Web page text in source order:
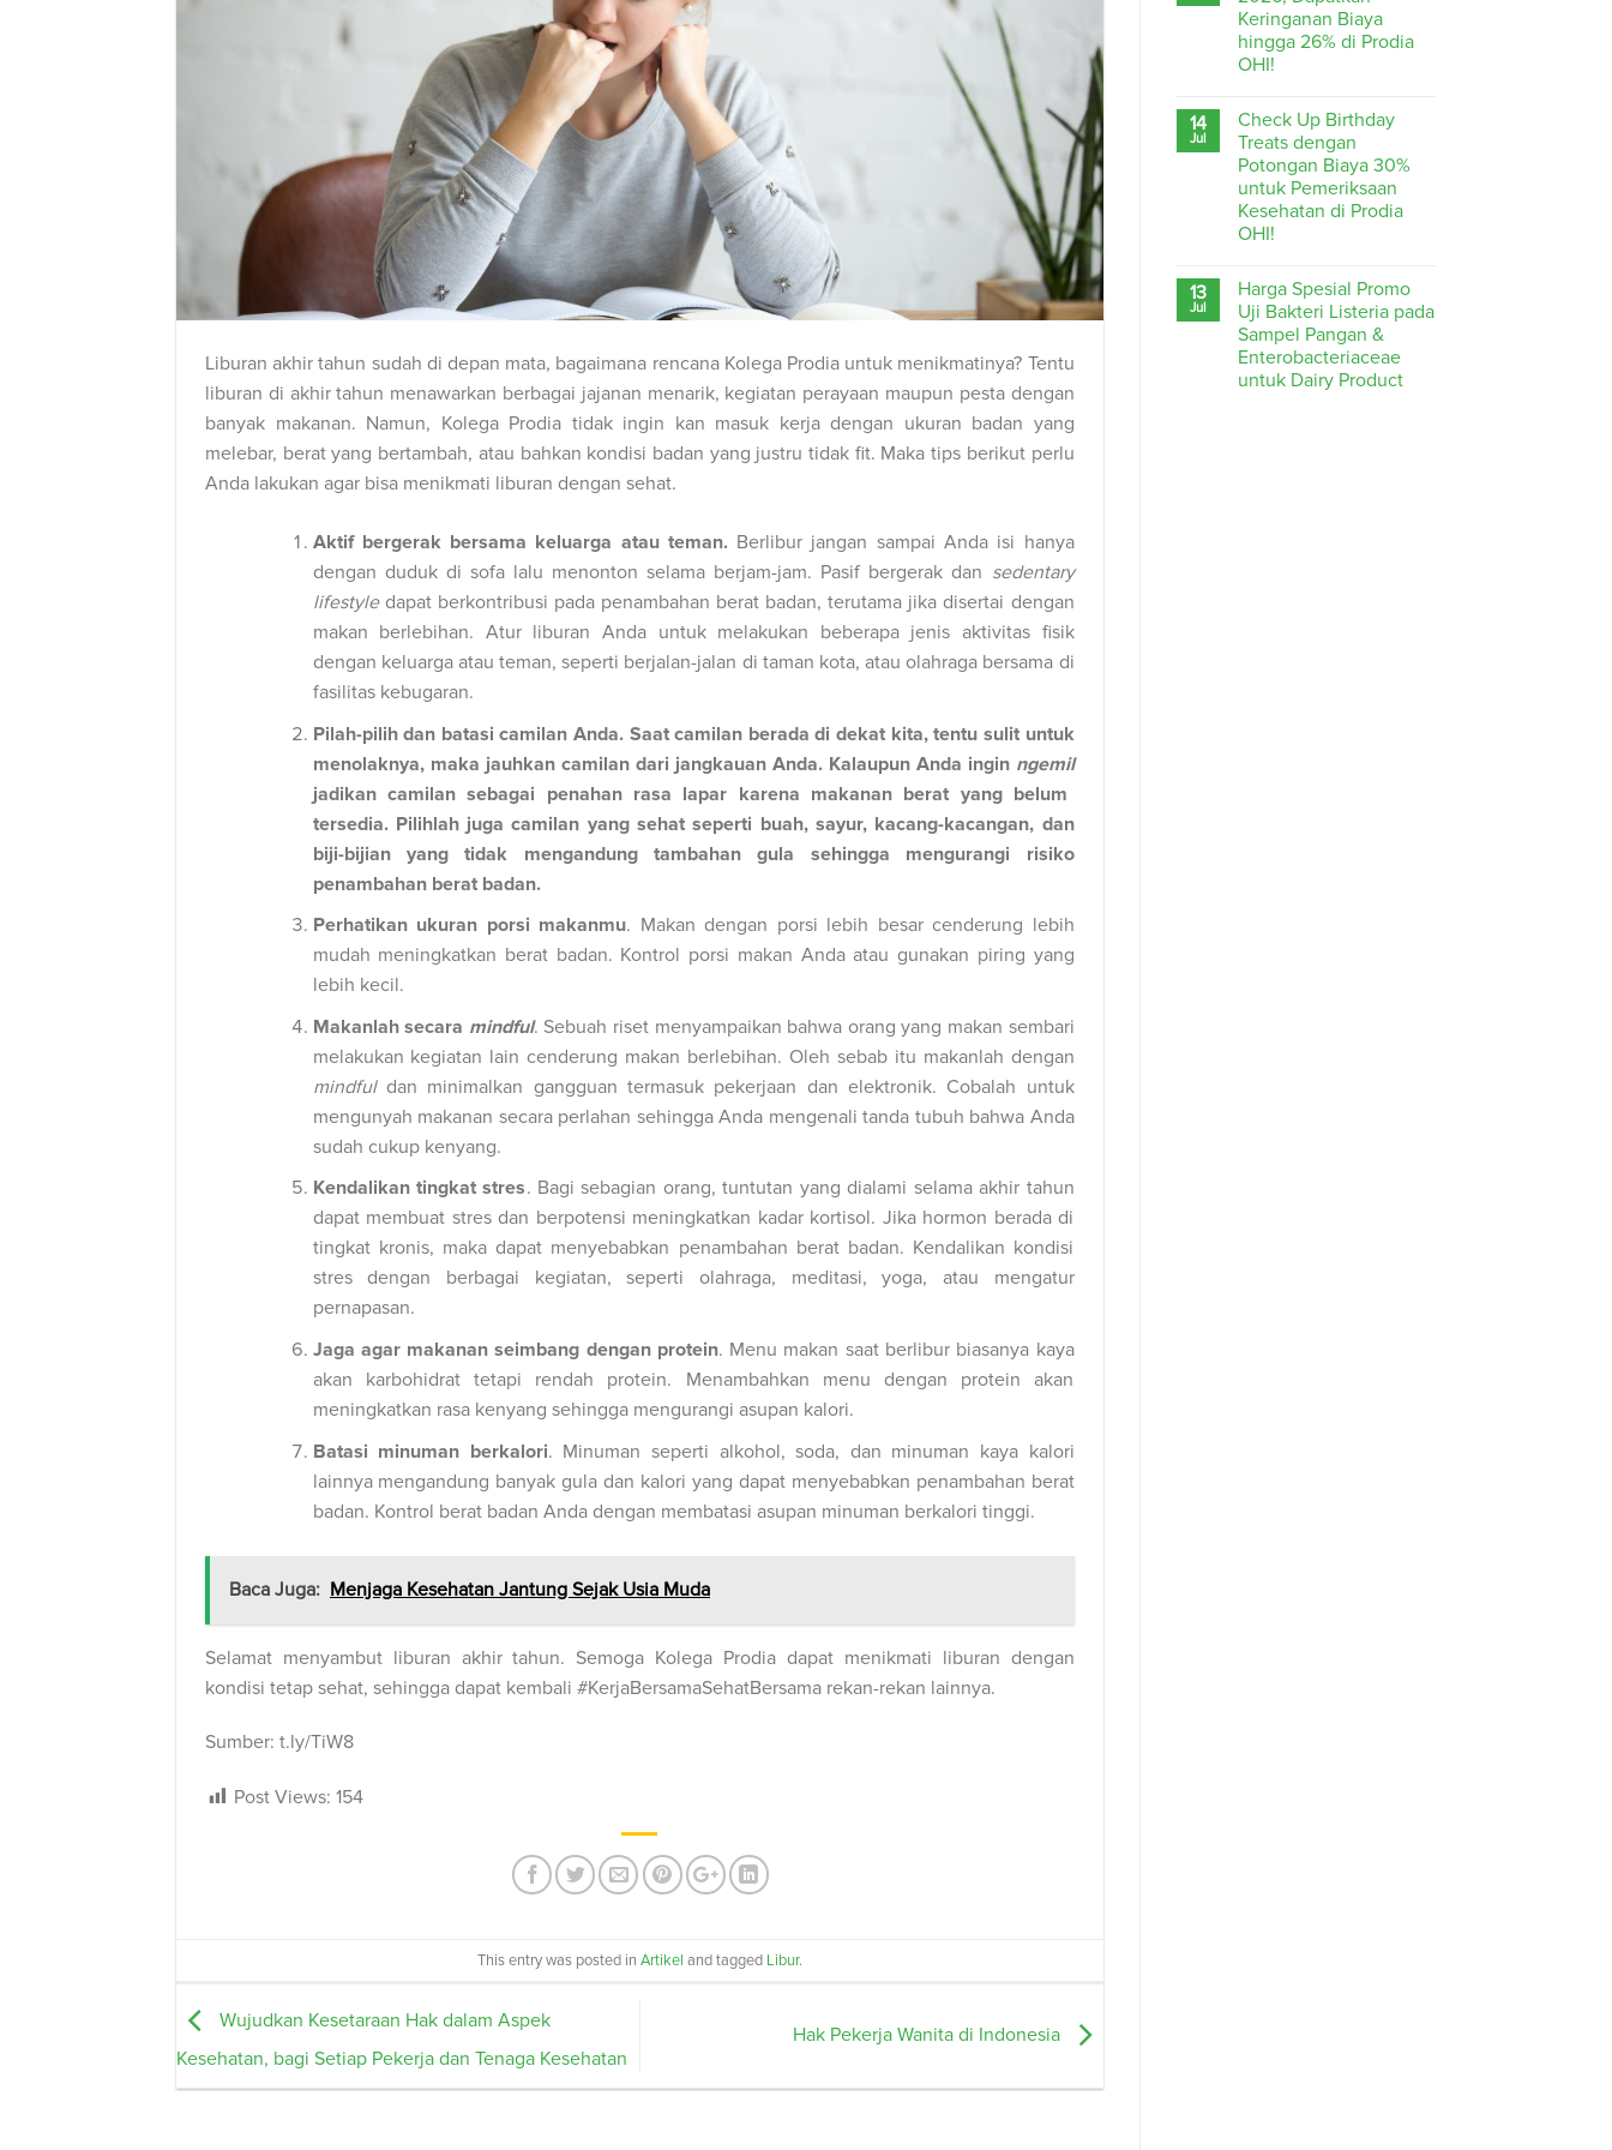
Liburan akhir tahun sudah di depan mata, bagaimana rencana Kolega Prodia untuk menikmatinya? Tentu
liburan di akhir tahun menawarkan berbagai jajanan menarik, kegiatan perayaan maupun pesta dengan
banyak makanan. Namun, Kolega Prodia tidak ingin kan masuk kerja dengan ukuran badan yang
melebar, berat yang bertambah, atau bahkan kondisi badan yang justru tidak fit. Maka tips berikut perlu
Anda lakukan agar bisa menikmati liburan dengan sehat.
Aktif bergerak bersama keluarga atau teman.Berlibur jangan sampai Anda isi hanya
dengan duduk di sofa lalu menonton selama berjam-jam. Pasif bergerak dan sedentary
lifestyledapat berkontribusi pada penambahan berat badan, terutama jika disertai dengan
makan berlebihan. Atur liburan Anda untuk melakukan beberapa jenis aktivitas fisik
dengan keluarga atau teman, seperti berjalan-jalan di taman kota, atau olahraga bersama di
fasilitas kebugaran.
Pilah-pilih dan batasi camilan Anda. Saat camilan berada di dekat kita, tentu sulit untuk
menolaknya, maka jauhkan camilan dari jangkauan Anda. Kalaupun Anda ingin ngemil
jadikan camilan sebagai penahan rasa lapar karena makanan berat yang belum
tersedia. Pilihlah juga camilan yang sehat seperti buah, sayur, kacang-kacangan, dan
biji-bijian yang tidak mengandung tambahan gula sehingga mengurangi risiko
penambahan berat badan.
Perhatikan ukuran porsi makanmu. Makan dengan porsi lebih besar cenderung lebih
mudah meningkatkan berat badan. Kontrol porsi makan Anda atau gunakan piring yang
lebih kecil.
Makanlah secara mindful. Sebuah riset menyampaikan bahwa orang yang makan sembari
melakukan kegiatan lain cenderung makan berlebihan. Oleh sebab itu makanlah dengan
mindfuldan minimalkan gangguan termasuk pekerjaan dan elektronik. Cobalah untuk
mengunyah makanan secara perlahan sehingga Anda mengenali tanda tubuh bahwa Anda
sudah cukup kenyang.
Kendalikan tingkat stres. Bagi sebagian orang, tuntutan yang dialami selama akhir tahun
dapat membuat stres dan berpotensi meningkatkan kadar kortisol. Jika hormon berada di
tingkat kronis, maka dapat menyebabkan penambahan berat badan. Kendalikan kondisi
stres dengan berbagai kegiatan, seperti olahraga, meditasi, yoga, atau mengatur
pernapasan.
Jaga agar makanan seimbang dengan protein. Menu makan saat berlibur biasanya kaya
akan karbohidrat tetapi rendah protein. Menambahkan menu dengan protein akan
meningkatkan rasa kenyang sehingga mengurangi asupan kalori.
Batasi minuman berkalori. Minuman seperti alkohol, soda, dan minuman kaya kalori
lainnya mengandung banyak gula dan kalori yang dapat menyebabkan penambahan berat
badan. Kontrol berat badan Anda dengan membatasi asupan minuman berkalori tinggi.
Baca Juga: Menjaga Kesehatan Jantung Sejak Usia Muda
Selamat menyambut liburan akhir tahun. Semoga Kolega Prodia dapat menikmati liburan dengan
kondisi tetap sehat, sehingga dapat kembali #KerjaBersamaSehatBersama rekan-rekan lainnya.
Sumber: t.ly/TiW8
Post Views: 154
This entry was posted in Artikel and tagged Libur.
Wujudkan Kesetaraan Hak dalam Aspek
Kesehatan, bagi Setiap Pekerja dan Tenaga Kesehatan
Hak Pekerja Wanita di Indonesia
Keringanan Biaya
hingga 26% di Prodia
OHI!
14
Jul
Check Up Birthday
Treats dengan
Potongan Biaya 30%
untuk Pemeriksaan
Kesehatan di Prodia
OHI!
13
Jul
Harga Spesial Promo
Uji Bakteri Listeria pada
Sampel Pangan &
Enterobacteriaceae
untuk Dairy Product